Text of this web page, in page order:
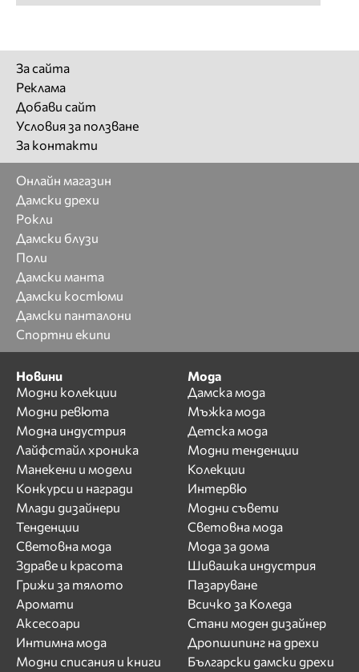
За сайта
Реклама
Добави сайт
Условия за ползване
За контакти
Онлайн магазин
Дамски дрехи
Рокли
Дамски блузи
Поли
Дамски манта
Дамски костюми
Дамски панталони
Спортни екипи
Новини
Модни колекции
Модни ревюта
Модна индустрия
Лайфстайл хроника
Манекени и модели
Конкурси и награди
Млади дизайнери
Тенденции
Световна мода
Здраве и красота
Грижи за тялото
Аромати
Аксесоари
Интимна мода
Модни списания и книги
Мода
Дамска мода
Мъжка мода
Детска мода
Модни тенденции
Колекции
Интервю
Модни съвети
Световна мода
Мода за дома
Шивашка индустрия
Пазаруване
Всичко за Коледа
Стани моден дизайнер
Дропшипинг на дрехи
Български дамски дрехи